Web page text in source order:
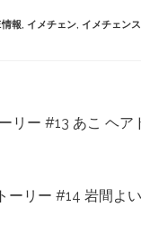
情報, イメチェン, イメチェン
リー #13 あこ ヘア
ーリー #14 岩間よ